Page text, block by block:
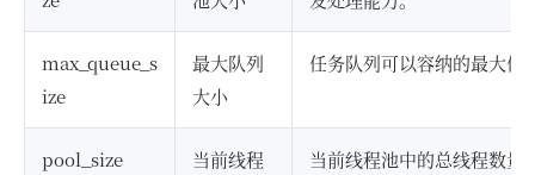
max_queue_s
ize
最大队列
大小
任务队列可以容纳的最大任
pool_size
当前线程
当前线程池中的总线程数量